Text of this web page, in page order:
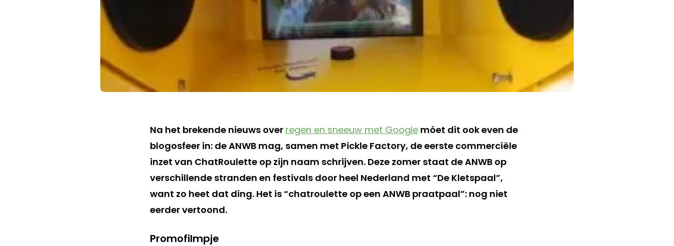
Na het brekende nieuws over regen en sneeuw met Googlemóet dit ook even de
blogosfeer in: de ANWB mag, samen met Pickle Factory, de eerste commerciële
inzet van ChatRoulette op zijn naam schrijven. Deze zomer staat de ANWB op
verschillende stranden en festivals door heel Nederland met “De Kletspaal”,
want zo heet dat ding. Het is “chatroulette op een ANWB praatpaal”: nog niet
eerder vertoond.
Promofilmpje